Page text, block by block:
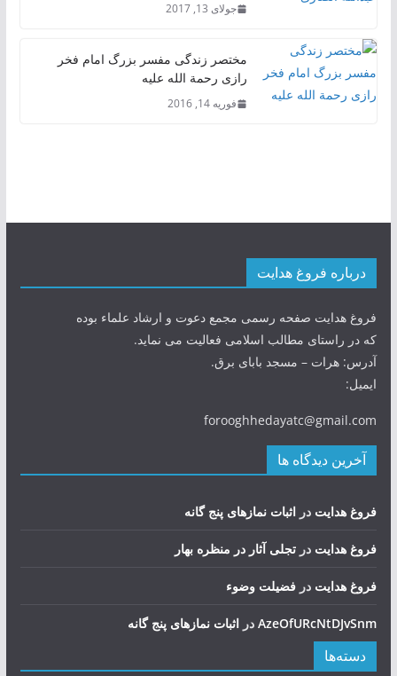
جولای 13, 2017
مختصر زندگی مفسر بزرگ امام فخر
رازی رحمة الله علیه
فوریه 14, 2016
درباره فروغ هدایت
فروغ هدایت صفحه رسمی مجمع دعوت و ارشاد علماء بوده
که در راستای مطالب اسلامی فعالیت می نماید.
آدرس: هرات – مسجد بابای برق.
ایمیل:
forooghhedayatc@gmail.com
آخرین دیدگاه ها
فروغ هدایت در اثبات نمازهای پنج گانه
فروغ هدایت در تجلی آثار در منظره بهار
فروغ هدایت در فضيلت وضوء
AzeOfURcNtDJvSnmدر اثبات نمازهای پنج گانه
دسته‌ها